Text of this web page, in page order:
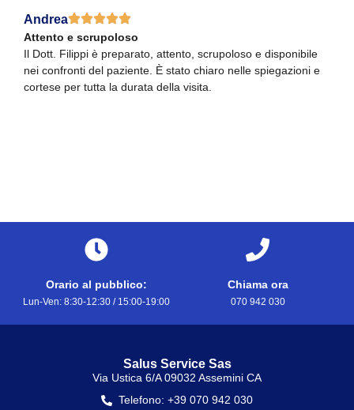
Andrea
Attento e scrupoloso
Il Dott. Filippi è preparato, attento, scrupoloso e disponibile
nei confronti del paziente. È stato chiaro nelle spiegazioni e
cortese per tutta la durata della visita.
Orario al pubblico:
Lun-Ven: 8:30-12:30 / 15:00-19:00
Chiama ora
070 942 030
Salus Service Sas
Via Ustica 6/A 09032 Assemini CA
Telefono: +39 070 942 030